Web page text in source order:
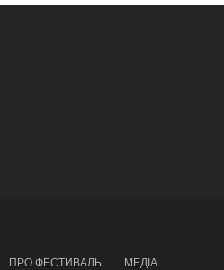
ПРО ФЕСТИВАЛЬ МЕДІА